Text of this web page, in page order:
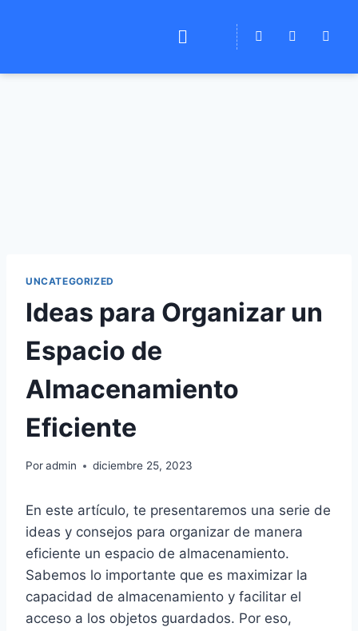
UNCATEGORIZED
Ideas para Organizar un
Espacio de
Almacenamiento
Eficiente
Poradmin diciembre 25, 2023
En este artículo, te presentaremos una serie de
ideas y consejos para organizar de manera
eficiente un espacio de almacenamiento.
Sabemos lo importante que es maximizar la
capacidad de almacenamiento y facilitar el
acceso a los objetos guardados. Por eso,